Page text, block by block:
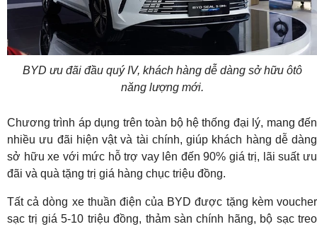
BYD ưu đãi đầu quý IV, khách hàng dễ dàng sở hữu ôtô
năng lượng mới.
Chương trình áp dụng trên toàn bộ hệ thống đại lý, mang đến
nhiều ưu đãi hiện vật và tài chính, giúp khách hàng dễ dàng
sở hữu xe với mức hỗ trợ vay lên đến 90% giá trị, lãi suất ưu
đãi và quà tặng trị giá hàng chục triệu đồng.
Tất cả dòng xe thuần điện của BYD được tặng kèm voucher
sạc trị giá 5-10 triệu đồng, thảm sàn chính hãng, bộ sạc treo